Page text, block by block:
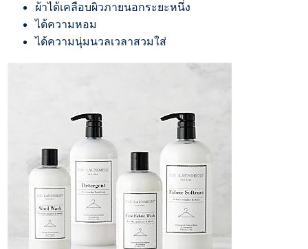
ผ้าได้เคลือบผิวภายนอกระยะหนึ่ง
ได้ความหอม
ได้ความนุ่มนวลเวลาสวมใส่